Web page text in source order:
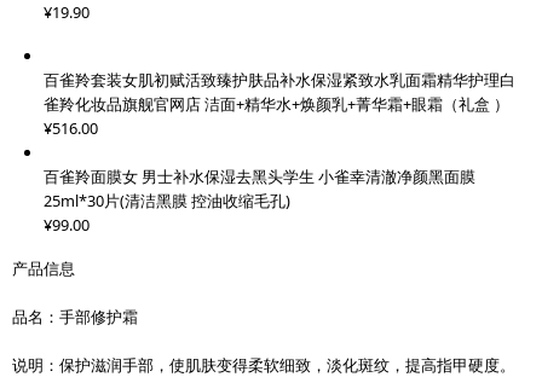
¥19.90
百雀羚套装女肌初赋活致臻护肤品补水保湿紧致水乳面霜精华护理白
雀羚化妆品旗舰官网店 洁面+精华水+焕颜乳+菁华霜+眼霜（礼盒 ）
¥516.00
百雀羚面膜女 男士补水保湿去黑头学生 小雀幸清澈净颜黑面膜
25ml*30片(清洁黑膜 控油收缩毛孔)
¥99.00
产品信息
品名：手部修护霜
说明：保护滋润手部，使肌肤变得柔软细致，淡化斑纹，提高指甲硬度。